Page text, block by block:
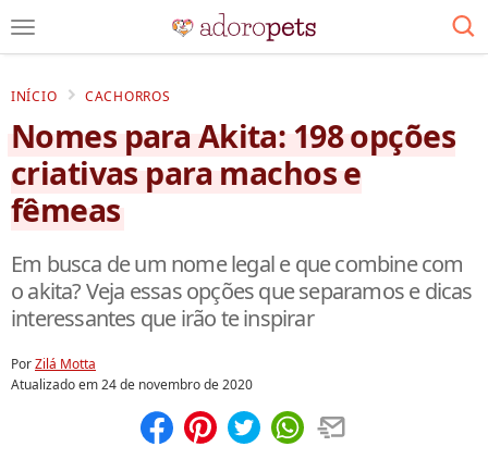
INÍCIO CACHORROS
Nomes para Akita: 198 opções
criativas para machos e
fêmeas
Em busca de um nome legal e que combine com
o akita? Veja essas opções que separamos e dicas
interessantes que irão te inspirar
PorZilá Motta
Atualizado em24 de novembro de 2020